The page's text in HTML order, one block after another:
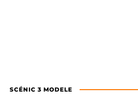
SCÉNIC 3 MODELE